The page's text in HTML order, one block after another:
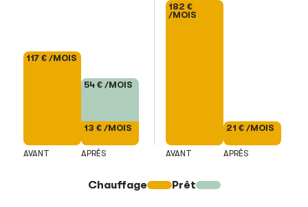
117 € /MOIS
AVANT
13 € /MOIS
54 € /MOIS
APRÈS
182 €
/MOIS
AVANT
21 € /MOIS
APRÈS
Chauffage Prêt